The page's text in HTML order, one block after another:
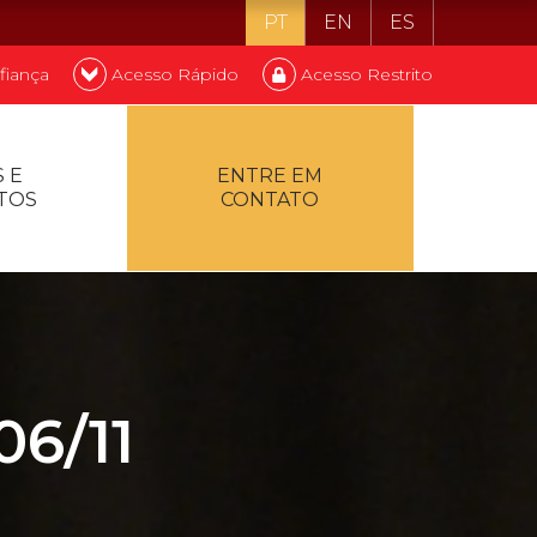
PT EN ES
Acesso Rápido Acesso Restrito
E
ENTRE EM
CONTATO
11